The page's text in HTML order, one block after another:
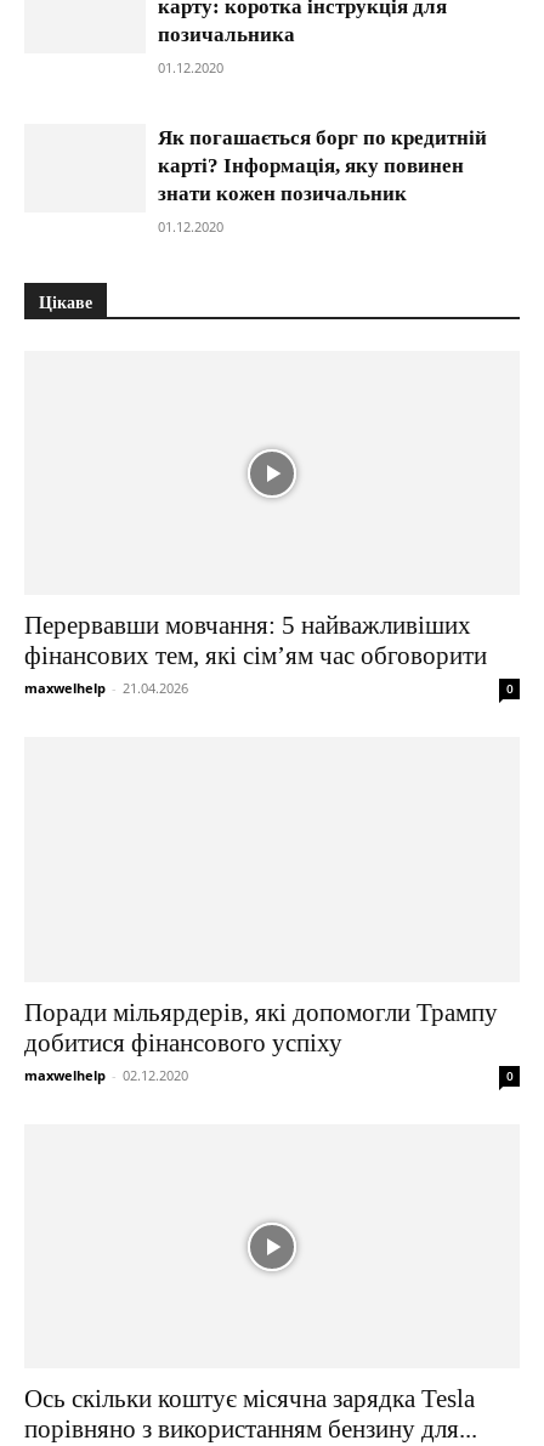
карту: коротка інструкція для
позичальника
01.12.2020
Як погашається борг по кредитній
карті? Інформація, яку повинен
знати кожен позичальник
01.12.2020
Цікаве
Перервавши мовчання: 5 найважливіших
фінансових тем, які сім’ям час обговорити
maxwelhelp - 21.04.2026 0
Поради мільярдерів, які допомогли Трампу
добитися фінансового успіху
maxwelhelp - 02.12.2020 0
Ось скільки коштує місячна зарядка Tesla
порівняно з використанням бензину для...